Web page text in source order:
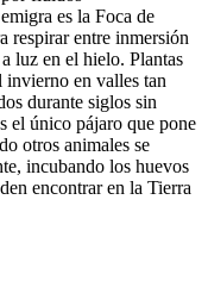
es la Foca de
respirar entre inmersión
luz en el hielo. Plantas
en valles tan
durante siglos sin
el único pájaro que pone
otros animales se
incubando los huevos
encontrar en la Tierra